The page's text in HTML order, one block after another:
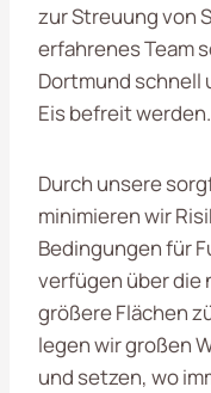
zur Streuung von
erfahrenes Team
Dortmund schnell
Eis befreit werden.
Durch unsere
minimieren wir
Bedingungen für
verfügen über die
größere Flächen
legen wir großen
und setzen, wo